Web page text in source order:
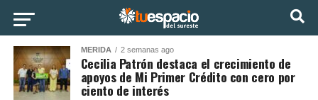
MÉRIDA 2 semanas ago
Cecilia Patrón destaca el crecimiento de
apoyos de Mi Primer Crédito con cero por
ciento de interés